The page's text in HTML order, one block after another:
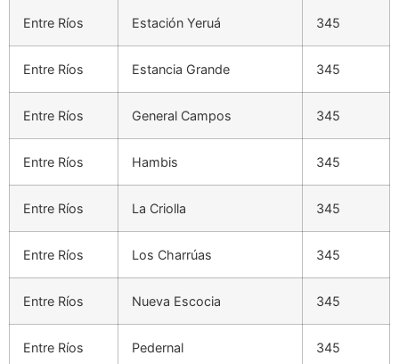
Entre Ríos Estación Yeruá 345
Entre Ríos Estancia Grande 345
Entre Ríos General Campos 345
Entre Ríos Hambis 345
Entre Ríos La Criolla 345
Entre Ríos Los Charrúas 345
Entre Ríos Nueva Escocia 345
Entre Ríos Pedernal 345